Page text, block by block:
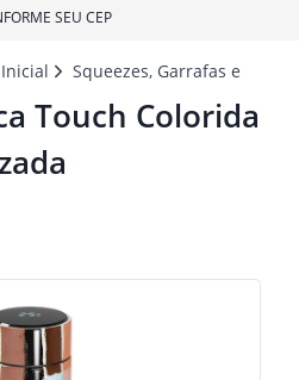
SEU CEP
Squeezes, Garrafas e
Touch Colorida